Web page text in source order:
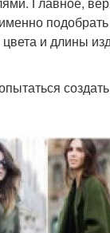
и длины